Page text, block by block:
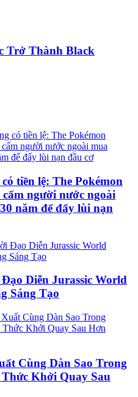
Trở Thành Black
tiền lệ: The Pokémon
người nước ngoài
năm để đẩy lùi nạn
Diễn Jurassic World
Sáng Tạo
Cùng Dàn Sao Trong
Khởi Quay Sau